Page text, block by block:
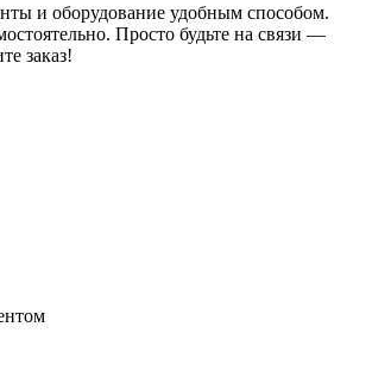
и оборудование удобным способом.
Просто будьте на связи —
заказ!